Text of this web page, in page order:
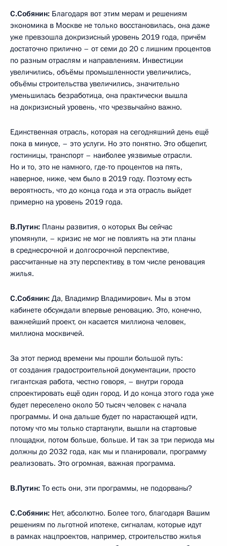
С.Собянин: Благодаря вот этим мерам и решениям
экономика в Москве не только восстановилась, она даже
уже превзошла докризисный уровень 2019 года, причём
достаточно прилично – от семи до 20 с лишним процентов
по разным отраслям и направлениям. Инвестиции
увеличились, объёмы промышленности увеличились,
объёмы строительства увеличились, значительно
уменьшилась безработица, она практически вышла
на докризисный уровень, что чрезвычайно важно.
Единственная отрасль, которая на сегодняшний день ещё
пока в минусе, – это услуги. Но это понятно. Это общепит,
гостиницы, транспорт – наиболее уязвимые отрасли.
Но и то, это не намного, где-то процентов на пять,
наверное, ниже, чем было в 2019 году. Поэтому есть
вероятность, что до конца года и эта отрасль выйдет
примерно на уровень 2019 года.
В.Путин: Планы развития, о которых Вы сейчас
упомянули, – кризис не мог не повлиять на эти планы
в среднесрочной и долгосрочной перспективе,
рассчитанные на эту перспективу, в том числе реновация
жилья.
С.Собянин: Да, Владимир Владимирович. Мы в этом
кабинете обсуждали впервые реновацию. Это, конечно,
важнейший проект, он касается миллиона человек,
миллиона москвичей.
За этот период времени мы прошли большой путь:
от создания градостроительной документации, просто
гигантская работа, честно говоря, – внутри города
спроектировать ещё один город. И до конца этого года уже
будет переселено около 50 тысяч человек с начала
программы. И она дальше будет по нарастающей идти,
потому что мы только стартанули, вышли на стартовые
площадки, потом больше, больше. И так за три периода мы
должны до 2032 года, как мы и планировали, программу
реализовать. Это огромная, важная программа.
В.Путин: То есть они, эти программы, не подорваны?
С.Собянин: Нет, абсолютно. Более того, благодаря Вашим
решениям по льготной ипотеке, сигналам, которые идут
в рамках нацпроектов, например, строительство жилья